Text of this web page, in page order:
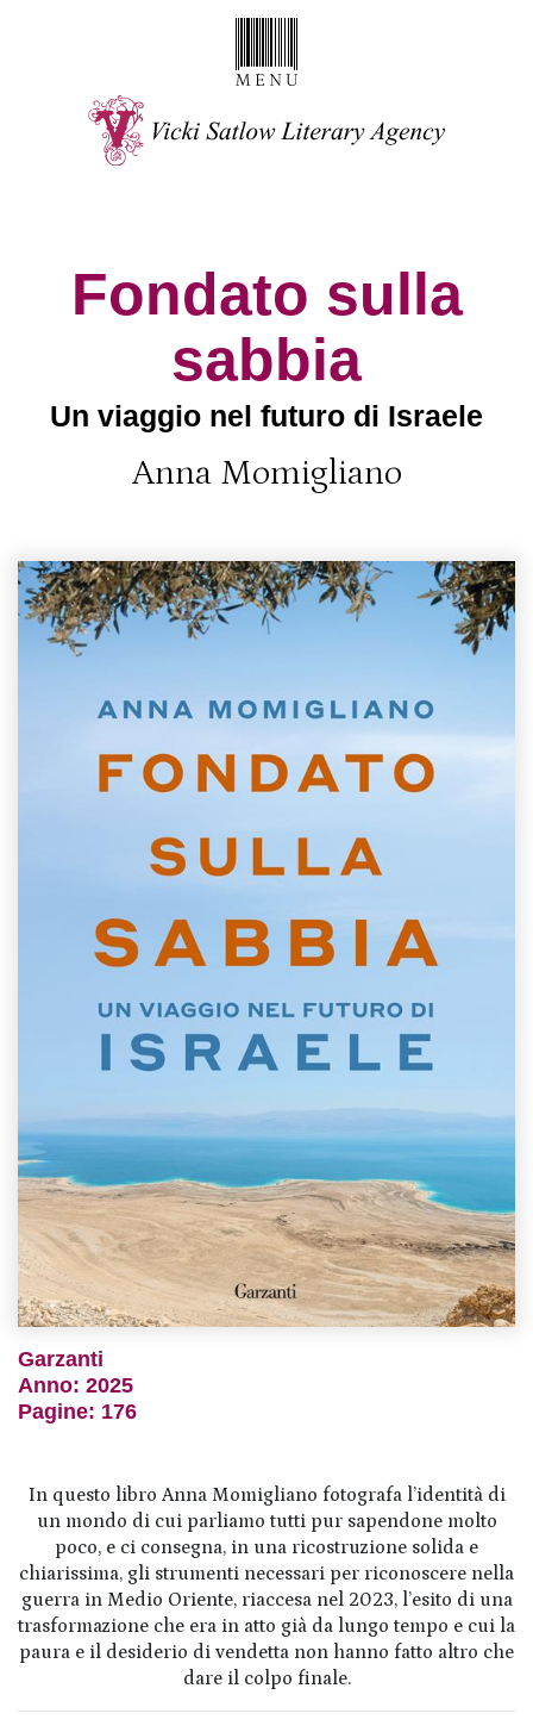
Fondato sulla
sabbia
Un viaggio nel futuro di Israele
Anna Momigliano
Garzanti
Anno: 2025
Pagine: 176
In questo libro Anna Momigliano fotografa l’identità di
un mondo di cui parliamo tutti pur sapendone molto
poco, e ci consegna, in una ricostruzione solida e
chiarissima, gli strumenti necessari per riconoscere nella
guerra in Medio Oriente, riaccesa nel 2023, l’esito di una
trasformazione che era in atto già da lungo tempo e cui la
paura e il desiderio di vendetta non hanno fatto altro che
dare il colpo finale.